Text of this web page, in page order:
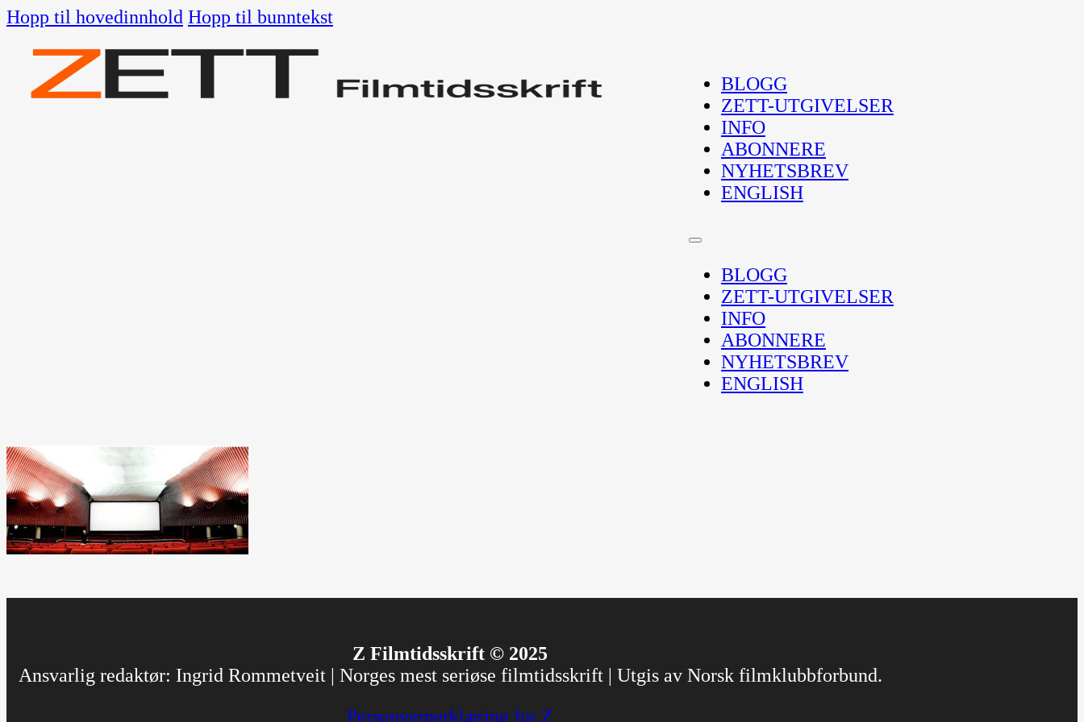
Hopp til hovedinnhold Hopp til bunntekst
BLOGG
ZETT-UTGIVELSER
INFO
ABONNERE
NYHETSBREV
ENGLISH
BLOGG
ZETT-UTGIVELSER
INFO
ABONNERE
NYHETSBREV
ENGLISH
Z Filmtidsskrift © 2025
Ansvarlig redaktør: Ingrid Rommetveit | Norges mest seriøse filmtidsskrift | Utgis av Norsk filmklubbforbund.
Personvernerklæring for Z